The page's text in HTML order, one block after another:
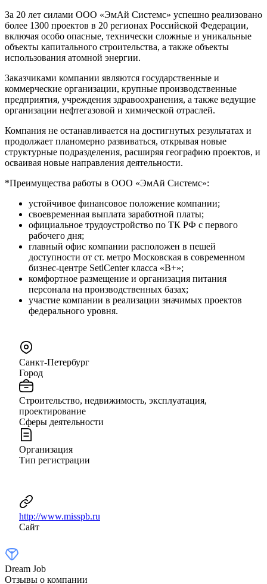
За 20 лет силами ООО «ЭмАй Системс» успешно реализовано
более 1300 проектов в 20 регионах Российской Федерации,
включая особо опасные, технически сложные и уникальные
объекты капитального строительства, а также объекты
использования атомной энергии.
Заказчиками компании являются государственные и
коммерческие организации, крупные производственные
предприятия, учреждения здравоохранения, а также ведущие
организации нефтегазовой и химической отраслей.
Компания не останавливается на достигнутых результатах и
продолжает планомерно развиваться, открывая новые
структурные подразделения, расширяя географию проектов, и
осваивая новые направления деятельности.
*Преимущества работы в ООО «ЭмАй Системс»:
устойчивое финансовое положение компании;
своевременная выплата заработной платы;
официальное трудоустройство по ТК РФ с первого
рабочего дня;
главный офис компании расположен в пешей
доступности от ст. метро Московская в современном
бизнес-центре SetlCenter класса «В+»;
комфортное размещение и организация питания
персонала на производственных базах;
участие компании в реализации значимых проектов
федерального уровня.
Санкт-Петербург
Город
Строительство, недвижимость, эксплуатация,
проектирование
Сферы деятельности
Организация
Тип регистрации
http://www.misspb.ru
Сайт
Dream Job
Отзывы о компании